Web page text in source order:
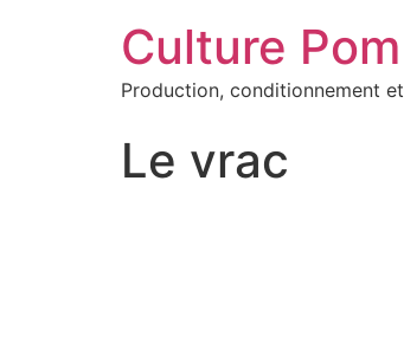
Culture Pom
Production, conditionnement
Le vrac